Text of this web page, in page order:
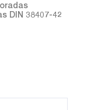
DIN 38407-42